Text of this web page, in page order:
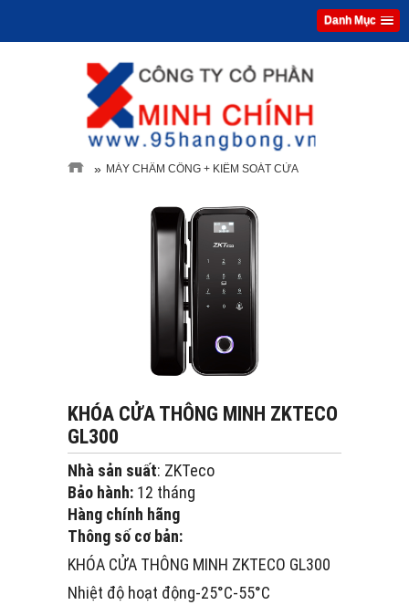
Danh Mục
» MÁY CHẤM CÔNG + KIỂM SOÁT CỬA
KHÓA CỬA THÔNG MINH ZKTECO
GL300
Nhà sản suất: ZKTeco
Bảo hành: 12 tháng
Hàng chính hãng
Thông số cơ bản:
KHÓA CỬA THÔNG MINH ZKTECO GL300
Nhiệt độ hoạt động-25°C-55°C